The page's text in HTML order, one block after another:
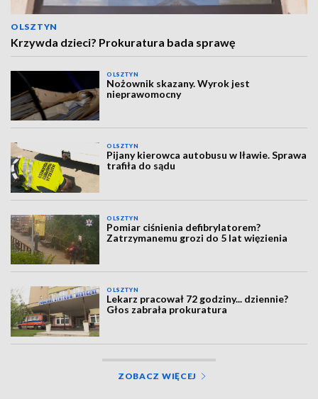
OLSZTYN
Krzywda dzieci? Prokuratura bada sprawę
OLSZTYN
Nożownik skazany. Wyrok jest
nieprawomocny
OLSZTYN
Pijany kierowca autobusu w Iławie. Sprawa
trafiła do sądu
OLSZTYN
Pomiar ciśnienia defibrylatorem?
Zatrzymanemu grozi do 5 lat więzienia
OLSZTYN
Lekarz pracował 72 godziny... dziennie?
Głos zabrała prokuratura
ZOBACZ WIĘCEJ